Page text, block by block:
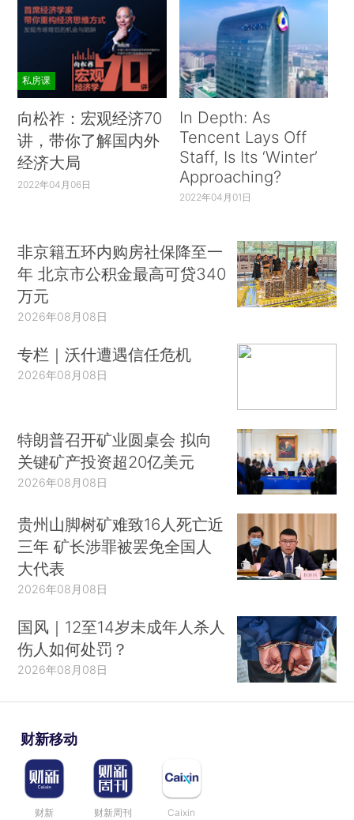
私房课
向松祚：宏观经济70
讲，带你了解国内外
经济大局
2022年04月06日
In Depth: As
Tencent Lays Off
Staff, Is Its ‘Winter’
Approaching?
2022年04月01日
非京籍五环内购房社保降至一
年 北京市公积金最高可贷340
万元
2026年08月08日
专栏｜沃什遭遇信任危机
2026年08月08日
特朗普召开矿业圆桌会 拟向
关键矿产投资超20亿美元
2026年08月08日
贵州山脚树矿难致16人死亡近
三年 矿长涉罪被罢免全国人
大代表
2026年08月08日
国风｜12至14岁未成年人杀人
伤人如何处罚？
2026年08月08日
财新移动
财新 财新周刊 Caixin